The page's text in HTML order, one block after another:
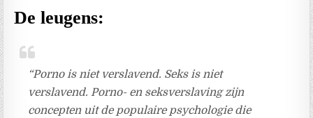
De leugens:
“Porno is niet verslavend. Seks is niet
verslavend. Porno- en seksverslaving zijn
concepten uit de populaire psychologie die